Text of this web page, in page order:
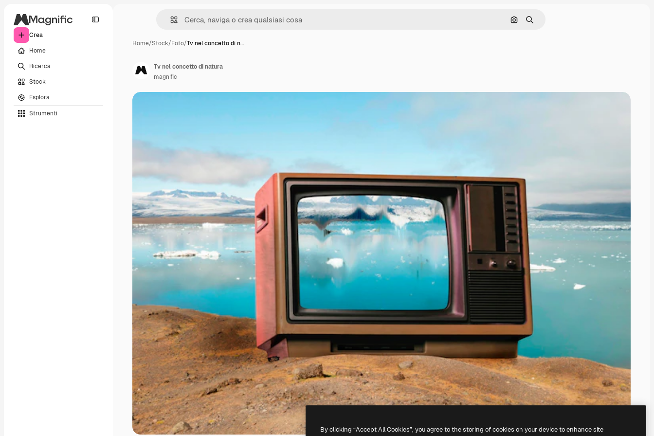
Crea
Home
Ricerca
Stock
Esplora
Strumenti
Cerca per immagine
Ricerca
Home/Stock/Foto/Tv nel concetto di n…
Tv nel concetto di natura
magnific
By clicking “Accept All Cookies”, you agree to the storing of cookies on your device to enhance site